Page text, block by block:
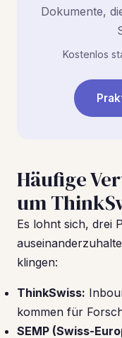
Dokumente,
Kostenlos
Häufige
um
Es lohnt sich, drei
klingen:
ThinkSwiss:
kommen für
SEMP (Swiss-